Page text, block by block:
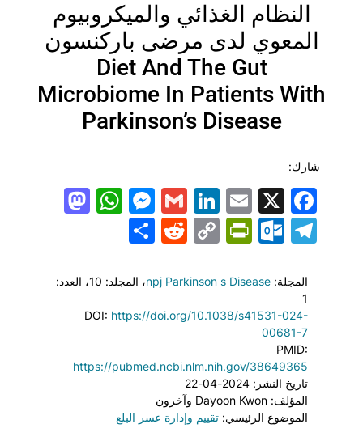
النظام الغذائي والميكروبيوم
المعوي لدى مرضى باركنسون
Diet And The Gut
Microbiome In Patients With
Parkinson’s Disease
شارك:
Facebook
X
Email
LinkedIn
Gmail
Telegram
Outlook.com
PrintFriendly
Copy
Reddit
Share
المجلة: npj Parkinson s Disease، المجلد: 10
، العدد:
1
DOI: https://doi.org/10.1038/s41531-024-
00681-7
PMID:
https://pubmed.ncbi.nlm.nih.gov/38649365
تاريخ النشر: 2024-04-22
المؤلف: Dayoon Kwon وآخرون
الموضوع الرئيسي: تقييم وإدارة عسر البلع